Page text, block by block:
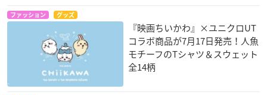
ファッション グッズ
『映画ちいかわ』×ユニクロUT
コラボ商品が7月17日発売！人魚
モチーフのTシャツ＆スウェット
全14柄